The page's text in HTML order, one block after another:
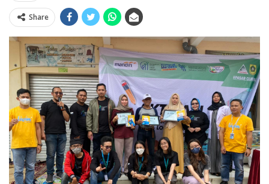
Share